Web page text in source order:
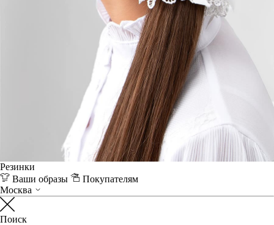
Резинки
Ваши образы
Покупателям
Москва
Поиск